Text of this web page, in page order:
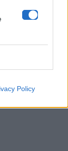
Policy